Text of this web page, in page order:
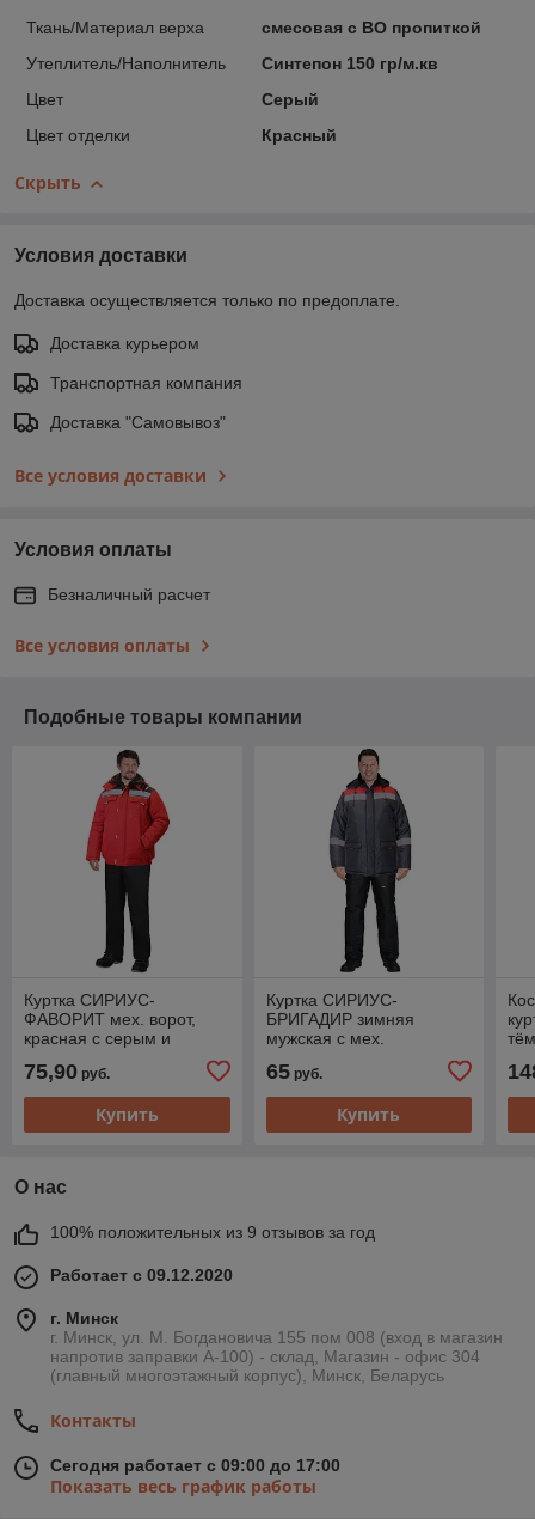
Ткань/Материал верха
смесовая с ВО пропиткой
Утеплитель/Наполнитель
Синтепон 150 гр/м.кв
Цвет
Серый
Цвет отделки
Красный
Скрыть
Условия доставки
Доставка осуществляется только по предоплате.
Доставка курьером
Транспортная компания
Доставка "Самовывоз"
Все условия доставки
Условия оплаты
Безналичный расчет
Все условия оплаты
Подобные товары компании
Куртка СИРИУС-
ФАВОРИТ мех. ворот,
красная с серым и
лимонным кантом и СОП
75,90 руб.
Купить
Куртка СИРИУС-
БРИГАДИР зимняя
мужская с мех.
капюшоном, темно-серая
с красным
65руб.
Купить
О нас
100% положительных из 9 отзывов за год
Работает с 09.12.2020
г. Минск
г. Минск, ул. М. Богдановича 155 пом 008 (вход в магазин
напротив заправки А-100) - склад, Магазин - офис 304
(главный многоэтажный корпус), Минск, Беларусь
Контакты
Сегодня работает с 09:00 до 17:00
Показать весь график работы